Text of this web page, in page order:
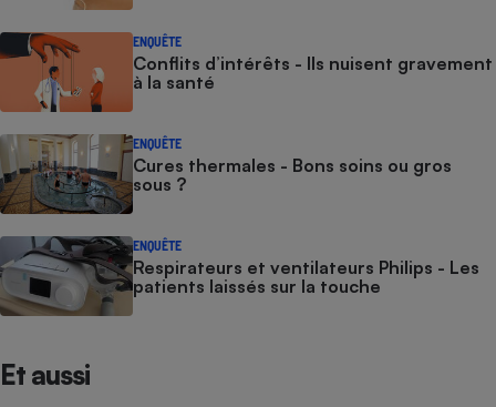
ENQUÊTE
Conflits d’intérêts - Ils nuisent gravement
à la santé
ENQUÊTE
Cures thermales - Bons soins ou gros
sous ?
ENQUÊTE
Respirateurs et ventilateurs Philips - Les
patients laissés sur la touche
Et aussi